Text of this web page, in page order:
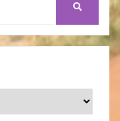
SEARCH